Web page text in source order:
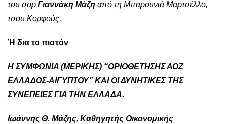
του σορ Γιαννάκη Μάζη από τη Μπαρουνιά Μαρτσέλλο,
τσου Κορφούς.
Ή δια το πιστόν
Η ΣΥΜΦΩΝΙΑ (ΜΕΡΙΚΗΣ) “ΟΡΙΟΘΕΤΗΣΗΣ ΑΟΖ
ΕΛΛΑΔΟΣ-ΑΙΓΥΠΤΟΥ” ΚΑΙ ΟΙ ΔΥΝΗΤΙΚΕΣ ΤΗΣ
ΣΥΝΕΠΕΙΕΣ ΓΙΑ ΤΗΝ ΕΛΛΑΔΑ.
Ιωάννης Θ. Μάζης, Καθηγητής Οικονομικής